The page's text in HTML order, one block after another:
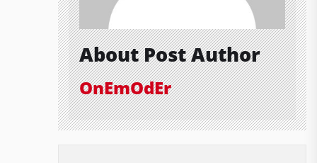
About Post Author
OnEmOdEr